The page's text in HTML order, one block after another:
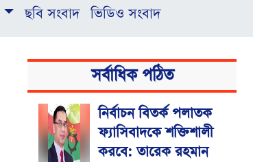
ছবি সংবাদ ভিডিও সংবাদ
সর্বাধিক পঠিত
নির্বাচন বিতর্ক পলাতক
ফ্যাসিবাদকে শক্তিশালী
করবে: তারেক রহমান